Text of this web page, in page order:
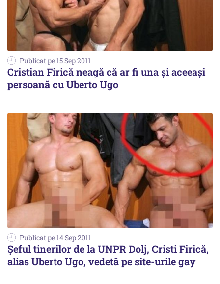
Publicat pe 15 Sep 2011
Cristian Firică neagă că ar fi una şi aceeaşi
persoană cu Uberto Ugo
Publicat pe 14 Sep 2011
Şeful tinerilor de la UNPR Dolj, Cristi Firică,
alias Uberto Ugo, vedetă pe site-urile gay